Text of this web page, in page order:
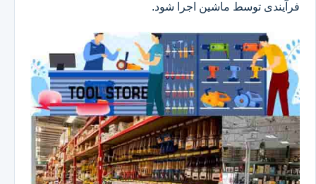
فرآیندی توسط ماشین اجرا شود.